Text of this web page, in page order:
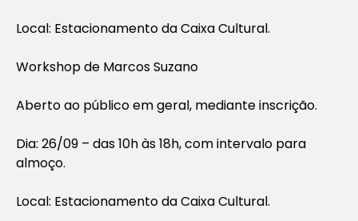
Local: Estacionamento da Caixa Cultural.
Workshop de Marcos Suzano
Aberto ao público em geral, mediante inscrição.
Dia: 26/09 – das 10h às 18h, com intervalo para
almoço.
Local: Estacionamento da Caixa Cultural.